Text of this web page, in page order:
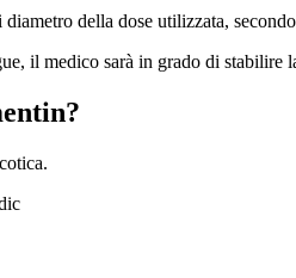
della dose utilizzata,
il medico sarà in grado di stabilire